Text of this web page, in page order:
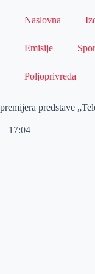
Naslovna
Emisije
Poljoprivreda
predstave
17:04